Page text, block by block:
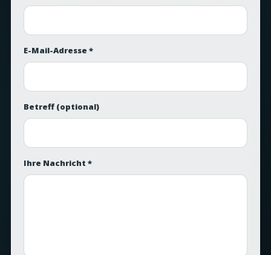
E-Mail-Adresse *
Betreff (optional)
Ihre Nachricht *